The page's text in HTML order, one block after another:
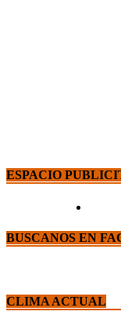
ESPACIO
BUSCANOS EN
CLIMA ACTUAL